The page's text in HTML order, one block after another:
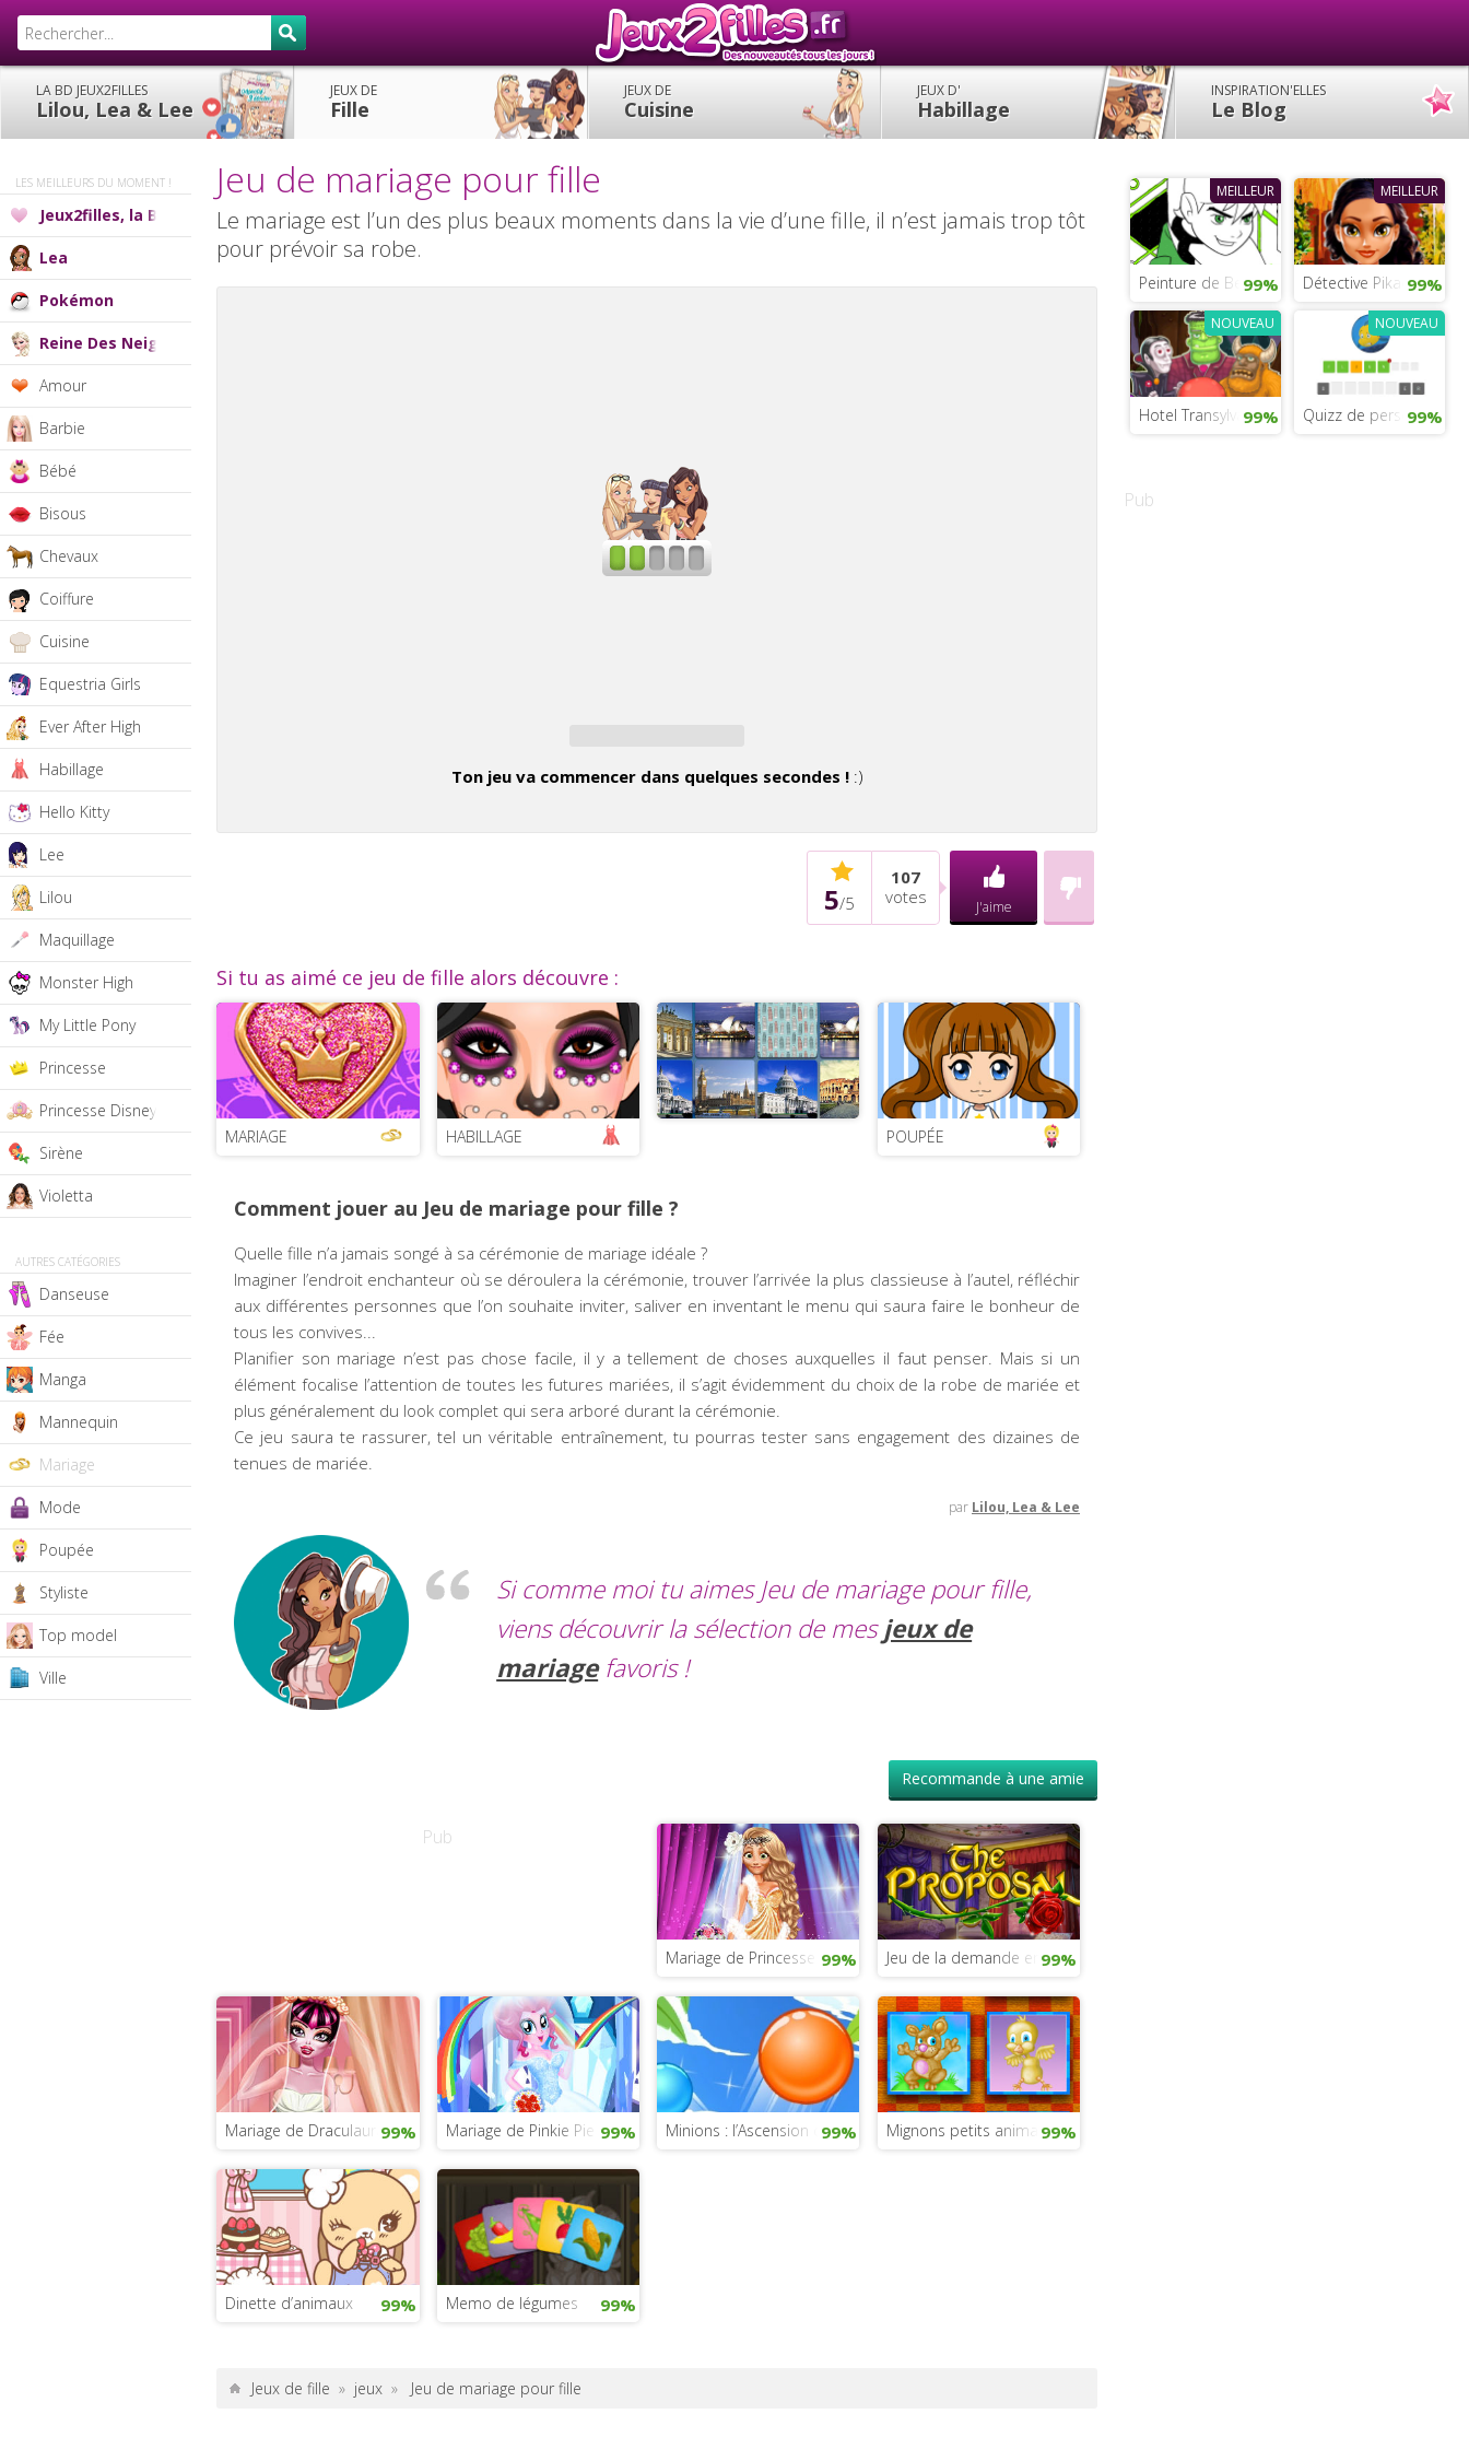
LA BD JEUX2FILLES
Lilou, Lea & Lee
JEUX DE
Fille
JEUX DE
Cuisine
JEUX D'
Habillage
INSPIRATION'ELLES
Le Blog
LES MEILLEURS DU MOMENT !
Jeux2filles, la BD
Lea
Pokémon
Reine Des Neiges
Amour
Barbie
Bébé
Bisous
Chevaux
Coiffure
Cuisine
Equestria Girls
Ever After High
Habillage
Hello Kitty
Lee
Lilou
Maquillage
Monster High
My Little Pony
Princesse
Princesse Disney
Sirène
Violetta
AUTRES CATÉGORIES
Danseuse
Fée
Manga
Mannequin
Mariage
Mode
Poupée
Styliste
Top model
Ville
Jeu de mariage pour fille
Le mariage est l’un des plus beaux moments dans la vie d’une fille, il n’est jamais trop tôt
pour prévoir sa robe.
Ton jeu va commencer dans quelques secondes !:)
5/5
107
votes
J'aime
Si tu as aimé ce jeu de fille alors découvre :
MARIAGE HABILLAGE POUPÉE
Comment jouer au Jeu de mariage pour fille ?
Quelle fille n’a jamais songé à sa cérémonie de mariage idéale ?
Imaginer l’endroit enchanteur où se déroulera la cérémonie, trouver l’arrivée la plus classieuse à l’autel, réfléchir
aux différentes personnes que l’on souhaite inviter, saliver en inventant le menu qui saura faire le bonheur de
tous les convives...
Planifier son mariage n’est pas chose facile, il y a tellement de choses auxquelles il faut penser. Mais si un
élément focalise l’attention de toutes les futures mariées, il s’agit évidemment du choix de la robe de mariée et
plus généralement du look complet qui sera arboré durant la cérémonie.
Ce jeu saura te rassurer, tel un véritable entraînement, tu pourras tester sans engagement des dizaines de
tenues de mariée.
par Lilou, Lea & Lee
Si comme moi tu aimes Jeu de mariage pour fille,
viens découvrir la sélection de mesjeux de
mariagefavoris !
Recommande à une amie
Pub
Mariage de Princesse Raiponce
99% Jeu de la demande en mariage
99%
Mariage de Draculaura99% Mariage de Pinkie Pie 99% Minions : l’Ascension de gru
99% Mignons petits animaux99%
Dinette d’animaux 99% Memo de légumes 99%
MEILLEUR
Peinture de Ben 10
99%
MEILLEUR
Détective Pikachu99%
NOUVEAU
Hotel Transylvania Mahjong
99%
NOUVEAU
Quizz de personnages
99%
Pub
Jeux de fille » jeux » Jeu de mariage pour fille